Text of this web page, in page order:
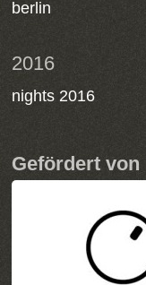
berlin
2016
nights 2016
Gefördert von